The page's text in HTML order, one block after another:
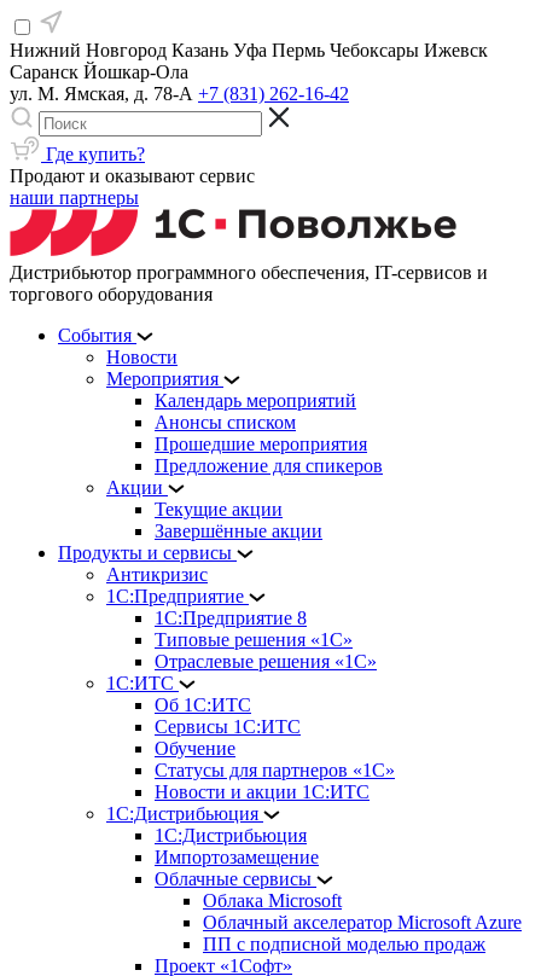
Нижний Новгород Казань Уфа Пермь Чебоксары Ижевск
Саранск Йошкар-Ола
ул. М. Ямская, д. 78-А +7 (831) 262-16-42
Где купить?
Продают и оказывают сервис
наши партнеры
Дистрибьютор программного обеспечения, IT-сервисов и
торгового оборудования
События
Новости
Мероприятия
Календарь мероприятий
Анонсы списком
Прошедшие мероприятия
Предложение для спикеров
Акции
Текущие акции
Завершённые акции
Продукты и сервисы
Антикризис
1С:Предприятие
1С:Предприятие 8
Типовые решения «1С»
Отраслевые решения «1С»
1С:ИТС
Об 1С:ИТС
Сервисы 1С:ИТС
Обучение
Статусы для партнеров «1С»
Новости и акции 1С:ИТС
1С:Дистрибьюция
1С:Дистрибьюция
Импортозамещение
Облачные сервисы
Облака Microsoft
Облачный акселератор Microsoft Azure
ПП с подписной моделью продаж
Проект «1Софт»